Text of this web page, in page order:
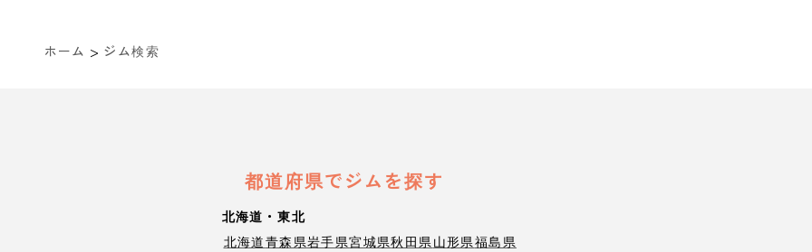
ホーム > ジム検索
都道府県でジムを探す
北海道・東北
北海道青森県岩手県宮城県秋田県山形県福島県